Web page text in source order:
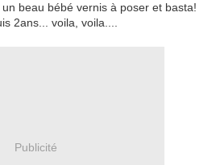
un beau bébé vernis à poser et basta!
2ans... voila, voila....
Publicité